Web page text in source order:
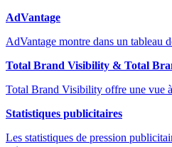
AdVantage
AdVantage montre dans un tableau
Total Brand Visibility & Total
Total Brand Visibility offre une vue
Statistiques publicitaires
Les statistiques de pression